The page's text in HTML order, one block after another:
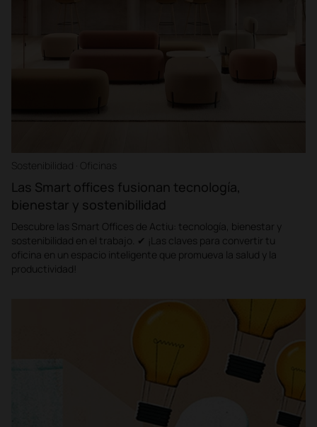
Sostenibilidad · Oficinas
Las Smart offices fusionan tecnología,
bienestar y sostenibilidad
Descubre las Smart Offices de Actiu: tecnología, bienestar y
sostenibilidad en el trabajo. ✔ ¡Las claves para convertir tu
oficina en un espacio inteligente que promueva la salud y la
productividad!